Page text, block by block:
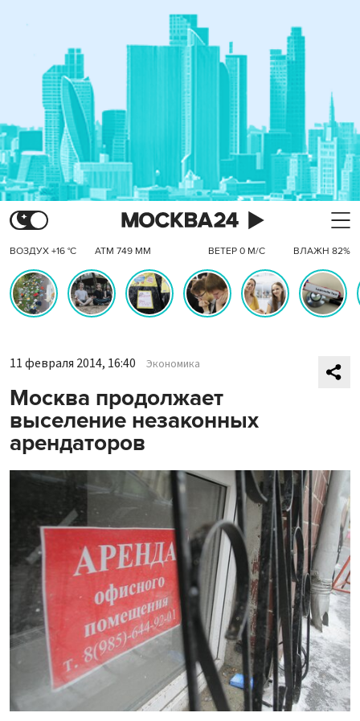
ВОЗДУХ +16 °C АТМ 749 ММ ВЕТЕР 0 М/С ВЛАЖН 82%
11 февраля 2014, 16:40 Экономика
Москва продолжает
выселение незаконных
арендаторов